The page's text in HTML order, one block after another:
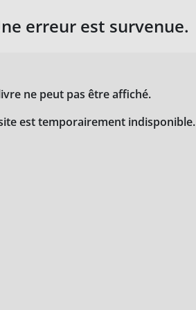
erreur est survenue.
ne peut pas être affiché.
est temporairement indisponible.